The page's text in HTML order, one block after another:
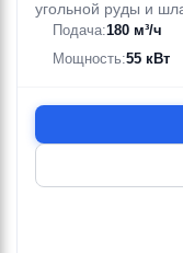
угольной руды и
Подача:180 м³/ч
Мощность:55 кВт